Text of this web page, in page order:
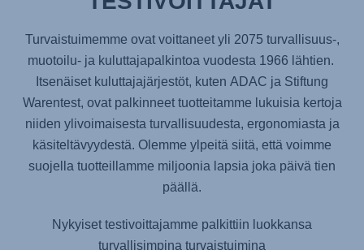
Turvaistuimemme ovat voittaneet yli 2075 turvallisuus-,
muotoilu- ja kuluttajapalkintoa vuodesta 1966 lähtien.
Itsenäiset kuluttajajärjestöt, kuten ADAC ja Stiftung
Warentest, ovat palkinneet tuotteitamme lukuisia kertoja
niiden ylivoimaisesta turvallisuudesta, ergonomiasta ja
käsiteltävyydestä. Olemme ylpeitä siitä, että voimme
suojella tuotteillamme miljoonia lapsia joka päivä tien
päällä.
Nykyiset testivoittajamme palkittiin luokkansa
turvallisimpina turvaistuimina